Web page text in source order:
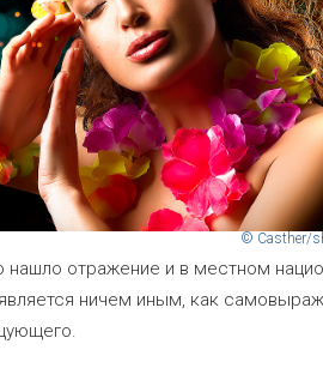
© Casther/
нашло отражение и в местном
ничем иным, как